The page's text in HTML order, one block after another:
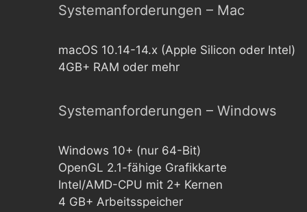
Systemanforderungen – Mac
macOS 10.14-14.x (Apple Silicon oder Intel)
4GB+ RAM oder mehr
Systemanforderungen – Windows
Windows 10+ (nur 64-Bit)
OpenGL 2.1-fähige Grafikkarte
Intel/AMD-CPU mit 2+ Kernen
4 GB+ Arbeitsspeicher